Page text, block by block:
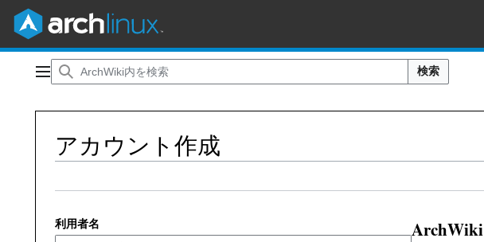
メインメニュー 検索
アカウント作成
利用者名